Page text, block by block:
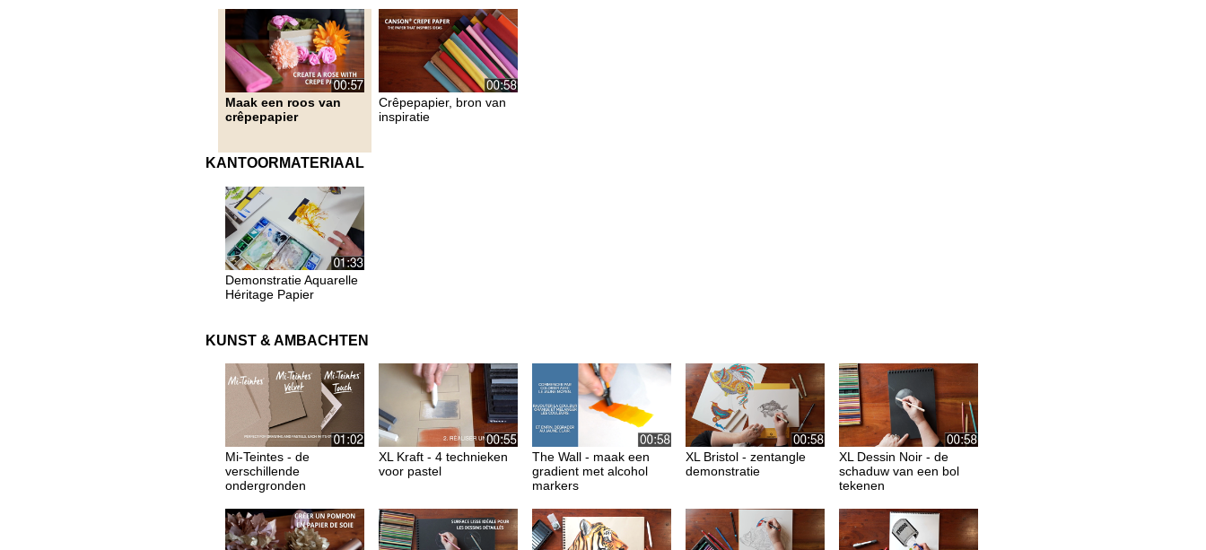
Maak een roos van
crêpepapier
Crêpepapier, bron van
inspiratie
KANTOORMATERIAAL
Demonstratie Aquarelle
Héritage Papier
KUNST & AMBACHTEN
Mi-Teintes - de
verschillende
ondergronden
XL Kraft - 4 technieken
voor pastel
The Wall - maak een
gradient met alcohol
markers
XL Bristol - zentangle
demonstratie
XL Dessin Noir - de
schaduw van een bol
tekenen